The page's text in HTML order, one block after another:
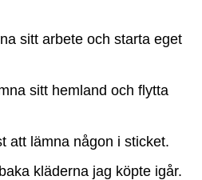
sitt arbete och starta eget
sitt hemland och flytta
att lämna någon i sticket.
kläderna jag köpte igår.